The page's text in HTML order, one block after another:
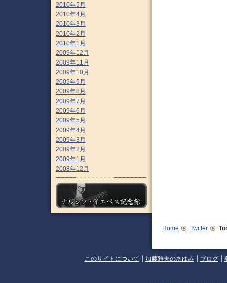
2010年5月
2010年4月
2010年3月
2010年2月
2010年1月
2009年12月
2009年11月
2009年10月
2009年9月
2009年8月
2009年7月
2009年6月
2009年5月
2009年4月
2009年3月
2009年2月
2009年1月
2008年12月
Home Twitter
このサイトについて 加藤雅夫のあゆみ ブログ